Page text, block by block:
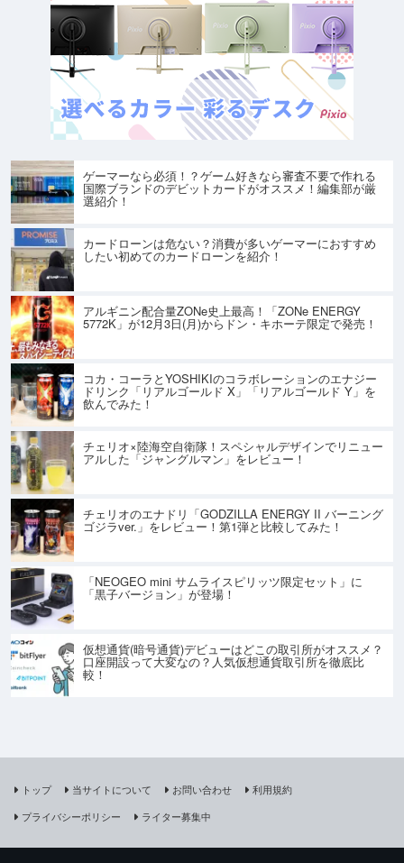
ゲーマーなら必須！？ゲーム好きなら審査不要で作れる
国際ブランドのデビットカードがオススメ！編集部が厳
選紹介！
カードローンは危ない？消費が多いゲーマーにおすすめ
したい初めてのカードローンを紹介！
アルギニン配合量ZONe史上最高！「ZONe ENERGY
5772K」が12月3日(月)からドン・キホーテ限定で発売！
コカ・コーラとYOSHIKIのコラボレーションのエナジー
ドリンク「リアルゴールド X」「リアルゴールド Y」を
飲んでみた！
チェリオ×陸海空自衛隊！スペシャルデザインでリニュー
アルした「ジャングルマン」をレビュー！
チェリオのエナドリ「GODZILLA ENERGY II バーニング
ゴジラver.」をレビュー！第1弾と比較してみた！
「NEOGEO mini サムライスピリッツ限定セット」に
「黒子バージョン」が登場！
仮想通貨(暗号通貨)デビューはどこの取引所がオススメ？
口座開設って大変なの？人気仮想通貨取引所を徹底比
較！
トップ 当サイトについて お問い合わせ
利用規約
プライバシーポリシー
ライター募集中